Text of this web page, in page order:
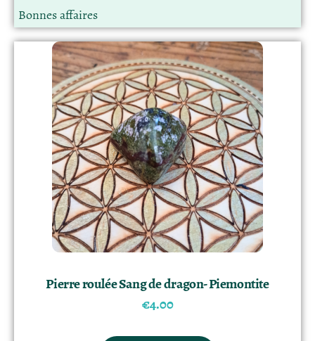
Bonnes affaires
Pierre roulée Sang de dragon- Piemontite
€4.00